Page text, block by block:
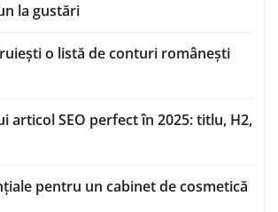
la gustări
o listă de conturi românești
articol SEO perfect în 2025: titlu, H2,
pentru un cabinet de cosmetică